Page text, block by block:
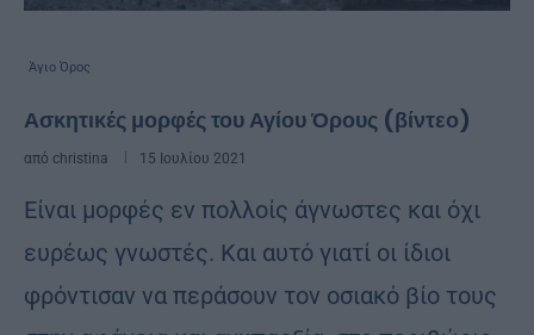
Άγιο Όρος
Ασκητικές μορφές του Αγίου Όρους (βίντεο)
από christina 15 Ιουλίου 2021
Είναι μορφές εν πολλοίς άγνωστες και όχι
ευρέως γνωστές. Και αυτό γιατί οι ίδιοι
φρόντισαν να περάσουν τον οσιακό βίο τους